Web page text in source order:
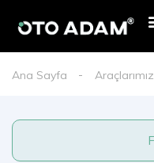
Ana Sayfa Araçlarımız